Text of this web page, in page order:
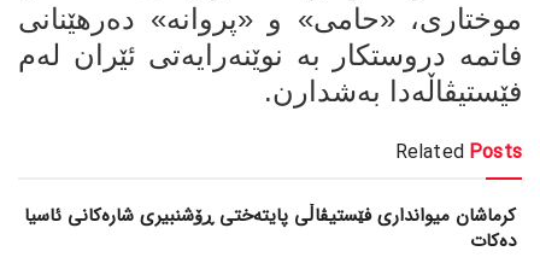
موختاری، «حامی» و «پروانە» دەرهێنانی
فاتمە دروستکار بە نوێنەرایەتی ئێران لەم
فێستیڤاڵەدا بەشدارن.
Related Posts
کرماشان میوانداری فێستیڤاڵی پایتەختی ڕۆشنبیری شارەکانی ئاسیا
دەکات